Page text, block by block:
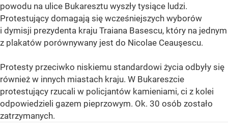
powodu na ulice Bukaresztu wyszły tysiące ludzi.
Protestujący domagają się wcześniejszych wyborów
i dymisji prezydenta kraju Traiana Basescu, który na jednym
z plakatów porównywany jest do Nicolae Ceauşescu.
Protesty przeciwko niskiemu standardowi życia odbyły się
również w innych miastach kraju. W Bukareszcie
protestujący rzucali w policjantów kamieniami, ci z kolei
odpowiedzieli gazem pieprzowym. Ok. 30 osób zostało
zatrzymanych.